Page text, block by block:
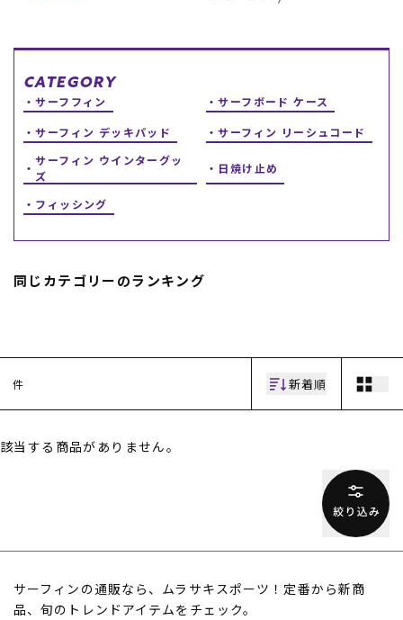
CONTENTS
ブランド一覧
特集一覧
RIDE LIFE MAGAZINE一
覧
スタッフスナップ
フ
中古/アウトレット スノ
SUPPORT
ご利用ガイド
会員ランク
アフターサポート
CATEGORY
サーフフィン
サーフボード ケース
サーフィン デッキパッド
サーフィン リーシュコード
サーフィン ウインターグッ
ズ
日焼け止め
フィッシング
同じカテゴリーのランキング
件 新着順
該当する商品がありません。
サーフィンの通販なら、ムラサキスポーツ！定番から新商
品、旬のトレンドアイテムをチェック。